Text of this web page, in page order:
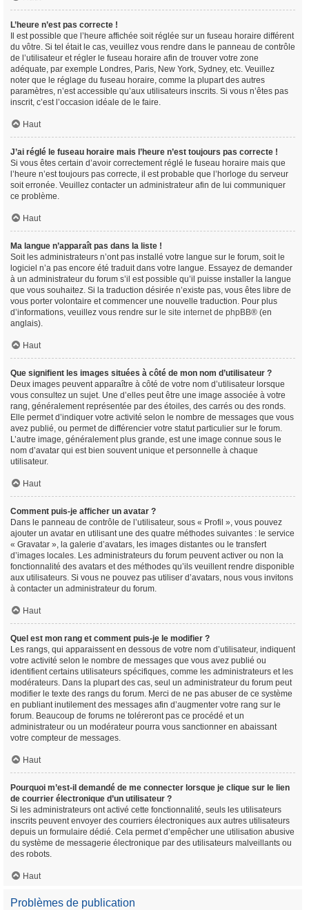
L’heure n’est pas correcte !
Il est possible que l’heure affichée soit réglée sur un fuseau horaire différent
du vôtre. Si tel était le cas, veuillez vous rendre dans le panneau de contrôle
de l’utilisateur et régler le fuseau horaire afin de trouver votre zone
adéquate, par exemple Londres, Paris, New York, Sydney, etc. Veuillez
noter que le réglage du fuseau horaire, comme la plupart des autres
paramètres, n’est accessible qu’aux utilisateurs inscrits. Si vous n’êtes pas
inscrit, c’est l’occasion idéale de le faire.
Haut
J’ai réglé le fuseau horaire mais l’heure n’est toujours pas correcte !
Si vous êtes certain d’avoir correctement réglé le fuseau horaire mais que
l’heure n’est toujours pas correcte, il est probable que l’horloge du serveur
soit erronée. Veuillez contacter un administrateur afin de lui communiquer
ce problème.
Haut
Ma langue n’apparaît pas dans la liste !
Soit les administrateurs n’ont pas installé votre langue sur le forum, soit le
logiciel n’a pas encore été traduit dans votre langue. Essayez de demander
à un administrateur du forum s’il est possible qu’il puisse installer la langue
que vous souhaitez. Si la traduction désirée n’existe pas, vous êtes libre de
vous porter volontaire et commencer une nouvelle traduction. Pour plus
d’informations, veuillez vous rendre sur le site internet de phpBB® (en
anglais).
Haut
Que signifient les images situées à côté de mon nom d’utilisateur ?
Deux images peuvent apparaître à côté de votre nom d’utilisateur lorsque
vous consultez un sujet. Une d’elles peut être une image associée à votre
rang, généralement représentée par des étoiles, des carrés ou des ronds.
Elle permet d’indiquer votre activité selon le nombre de messages que vous
avez publié, ou permet de différencier votre statut particulier sur le forum.
L’autre image, généralement plus grande, est une image connue sous le
nom d’avatar qui est bien souvent unique et personnelle à chaque
utilisateur.
Haut
Comment puis-je afficher un avatar ?
Dans le panneau de contrôle de l’utilisateur, sous « Profil », vous pouvez
ajouter un avatar en utilisant une des quatre méthodes suivantes : le service
« Gravatar », la galerie d’avatars, les images distantes ou le transfert
d’images locales. Les administrateurs du forum peuvent activer ou non la
fonctionnalité des avatars et des méthodes qu’ils veuillent rendre disponible
aux utilisateurs. Si vous ne pouvez pas utiliser d’avatars, nous vous invitons
à contacter un administrateur du forum.
Haut
Quel est mon rang et comment puis-je le modifier ?
Les rangs, qui apparaissent en dessous de votre nom d’utilisateur, indiquent
votre activité selon le nombre de messages que vous avez publié ou
identifient certains utilisateurs spécifiques, comme les administrateurs et les
modérateurs. Dans la plupart des cas, seul un administrateur du forum peut
modifier le texte des rangs du forum. Merci de ne pas abuser de ce système
en publiant inutilement des messages afin d’augmenter votre rang sur le
forum. Beaucoup de forums ne toléreront pas ce procédé et un
administrateur ou un modérateur pourra vous sanctionner en abaissant
votre compteur de messages.
Haut
Pourquoi m’est-il demandé de me connecter lorsque je clique sur le lien
de courrier électronique d’un utilisateur ?
Si les administrateurs ont activé cette fonctionnalité, seuls les utilisateurs
inscrits peuvent envoyer des courriers électroniques aux autres utilisateurs
depuis un formulaire dédié. Cela permet d’empêcher une utilisation abusive
du système de messagerie électronique par des utilisateurs malveillants ou
des robots.
Haut
Problèmes de publication